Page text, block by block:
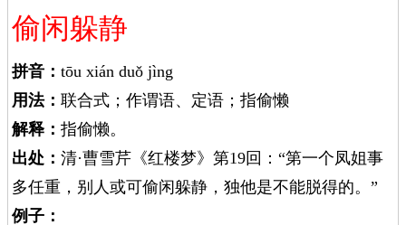
偷闲躲静
拼音： tōu xián duǒ jìng
用法： 联合式；作谓语、定语；指偷懒
解释： 指偷懒。
出处： 清·曹雪芹《红楼梦》第19回：“第一个凤姐事
多任重，别人或可偷闲躲静，独他是不能脱得的。”
例子：